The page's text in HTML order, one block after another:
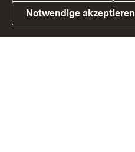
Link zum Landesportal
Notwendige akzeptieren